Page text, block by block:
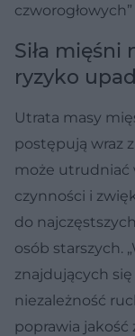
Siła mięśni
ryzyko
Utrata masy
postępują wraz
może utrudniać
czynności i
do
osób starszych.
znajdujących
niezależność
poprawia jakość